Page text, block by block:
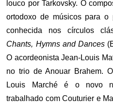
louco por Tarkovsky. O
ortodoxo de músicos para o
conhecida nos círculos
Chants, Hymns and Dances
O acordeonista Jean-Louis
no trio de Anouar Brahem.
Louis Marché é o novo
trabalhado com Couturier e